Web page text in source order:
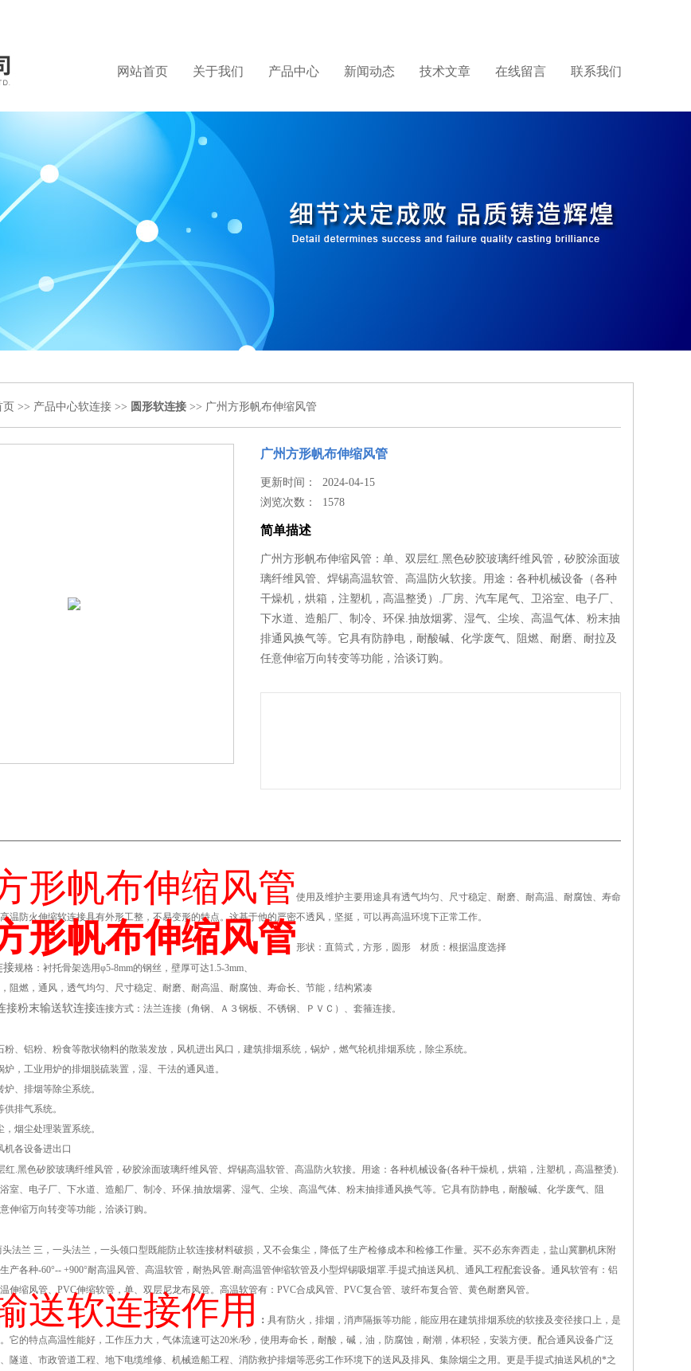
网站首页 关于我们 产品中心 新闻动态 技术文章 在线留言 联系我们
页 >> 产品中心软连接 >> 圆形软连接 >> 广州方形帆布伸缩风管
广州方形帆布伸缩风管
更新时间： 2024-04-15
浏览次数： 1578
简单描述
广州方形帆布伸缩风管：单、双层红.黑色矽胶玻璃纤维风管，矽胶涂面玻
璃纤维风管、焊锡高温软管、高温防火软接。用途：各种机械设备（各种
干燥机，烘箱，注塑机，高温整烫）.厂房、汽车尾气、卫浴室、电子厂、
下水道、造船厂、制冷、环保.抽放烟雾、湿气、尘埃、高温气体、粉末抽
排通风换气等。它具有防静电，耐酸碱、化学废气、阻燃、耐磨、耐拉及
任意伸缩万向转变等功能，洽谈订购。
形帆布伸缩风管使用及维护主要用途具有透气均匀、尺寸稳定、耐磨、耐高温、耐腐蚀、寿命
温防火伸缩软连接具有外形工整，不易变形的特点。这基于他的严密不透风，坚挺，可以再高温环境下正常工作。
形帆布伸缩风管形状：直筒式，方形，圆形 材质：根据温度选择
接规格：衬托骨架选用φ5-8mm的钢丝，壁厚可达1.5-3mm、
阻燃，通风，透气均匀、尺寸稳定、耐磨、耐高温、耐腐蚀、寿命长、节能，结构紧凑
接粉末输送软连接连接方式：法兰连接（角钢、Ａ３钢板、不锈钢、ＰＶＣ）、套箍连接。
粉、铝粉、粉食等散状物料的散装发放，风机进出风口，建筑排烟系统，锅炉，燃气轮机排烟系统，除尘系统。
，工业用炉的排烟脱硫装置，湿、干法的通风道。
、排烟等除尘系统。
排气系统。
烟尘处理装置系统。
机各设备进出口
红.黑色矽胶玻璃纤维风管，矽胶涂面玻璃纤维风管、焊锡高温软管、高温防火软接。用途：各种机械设备(各种干燥机，烘箱，注塑机，高温整烫).
室、电子厂、下水道、造船厂、制冷、环保.抽放烟雾、湿气、尘埃、高温气体、粉末抽排通风换气等。它具有防静电，耐酸碱、化学废气、阻
伸缩万向转变等功能，洽谈订购。
法兰 三，一头法兰，一头领口型既能防止软连接材料破损，又不会集尘，降低了生产检修成本和检修工作量。买不必东奔西走，盐山冀鹏机床附
产各种-60°-- +900°耐高温风管、高温软管，耐热风管.耐高温管伸缩软管及小型焊锡吸烟罩.手提式抽送风机、通风工程配套设备。通风软管有：铝
伸缩风管、PVC伸缩软管，单、双层尼龙布风管。高温软管有：PVC合成风管、PVC复合管、玻纤布复合管、黄色耐磨风管。
送软连接作用 ： 具有防火，排烟，消声隔振等功能，能应用在建筑排烟系统的软接及变径接口上，是
它的特点高温性能好，工作压力大，气体流速可达20米/秒，使用寿命长，耐酸，碱，油，防腐蚀，耐潮，体积轻，安装方便。配合通风设备广泛
隧道、市政管道工程、地下电缆维修、机械造船工程、消防救护排烟等恶劣工作环境下的送风及排风、集除烟尘之用。更是手提式抽送风机的*之